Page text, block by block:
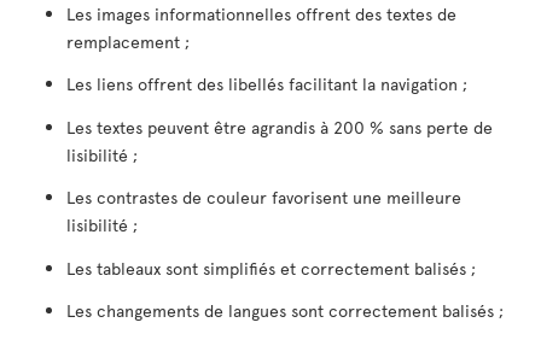
Les images informationnelles offrent des textes de
remplacement ;
Les liens offrent des libellés facilitant la navigation ;
Les textes peuvent être agrandis à 200 % sans perte de
lisibilité ;
Les contrastes de couleur favorisent une meilleure
lisibilité ;
Les tableaux sont simplifiés et correctement balisés ;
Les changements de langues sont correctement balisés ;